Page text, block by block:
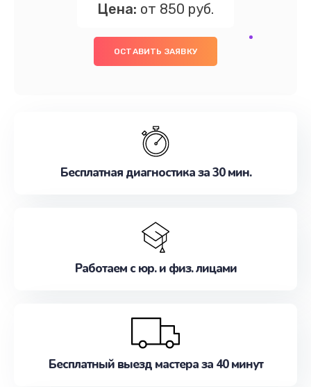
Цена: от 850 руб.
ОСТАВИТЬ ЗАЯВКУ
Бесплатная диагностика за 30 мин.
Работаем с юр. и физ. лицами
Бесплатный выезд мастера за 40 минут